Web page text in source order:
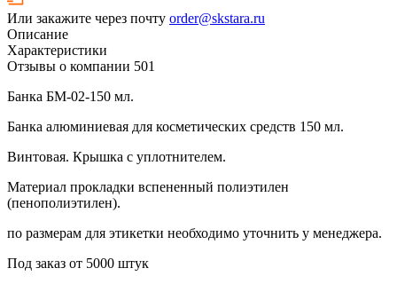
Или закажите через почту order@skstara.ru
Описание
Характеристики
Отзывы о компании 501
Банка БМ-02-150 мл.
Банка алюминиевая для косметических средств 150 мл.
Винтовая. Крышка с уплотнителем.
Материал прокладки вспененный полиэтилен
(пенополиэтилен).
по размерам для этикетки необходимо уточнить у менеджера.
Под заказ от 5000 штук